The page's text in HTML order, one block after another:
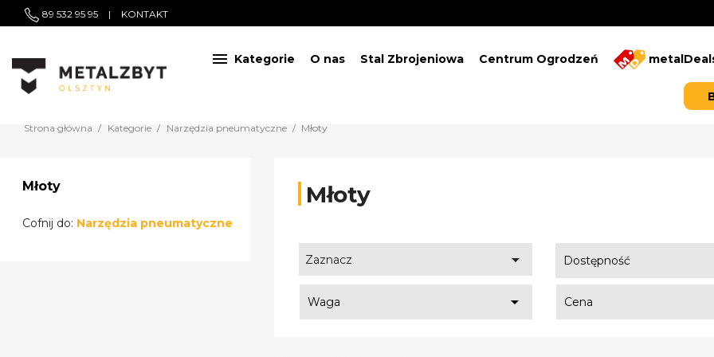
89 532 95 95 | KONTAKT
 Kategorie O nas Stal Zbrojeniowa Centrum Ogrodzeń
Strona główna Kategorie Narzędzia pneumatyczne Młoty
Młoty
Cofnij do: Narzędzia pneumatyczne
Młoty
Zaznacz  Dostępność
Waga  Cena